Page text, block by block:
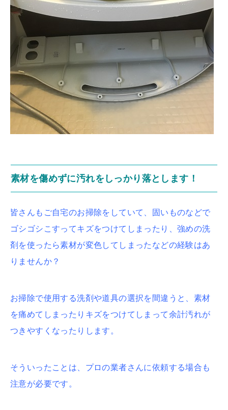
素材を傷めずに汚れをしっかり落とします！
皆さんもご自宅のお掃除をしていて、固いものなどで
ゴシゴシこすってキズをつけてしまったり、強めの洗
剤を使ったら素材が変色してしまったなどの経験はあ
りませんか？
お掃除で使用する洗剤や道具の選択を間違うと、素材
を痛めてしまったりキズをつけてしまって余計汚れが
つきやすくなったりします。
そういったことは、プロの業者さんに依頼する場合も
注意が必要です。